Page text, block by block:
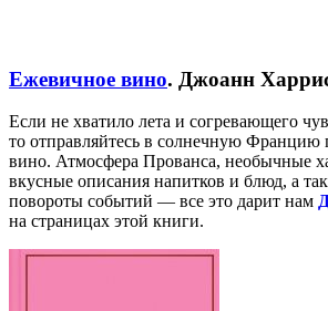
Ежевичное вино. Джоанн
Если не хватило лета и согревающего
то отправляйтесь в солнечную Францию
вино. Атмосфера Прованса, необычные
вкусные описания напитков и блюд, а
повороты событий — все это дарит нам
на страницах этой книги.